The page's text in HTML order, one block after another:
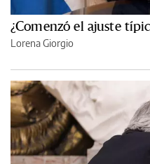
¿Comenzó el ajuste
Lorena Giorgio